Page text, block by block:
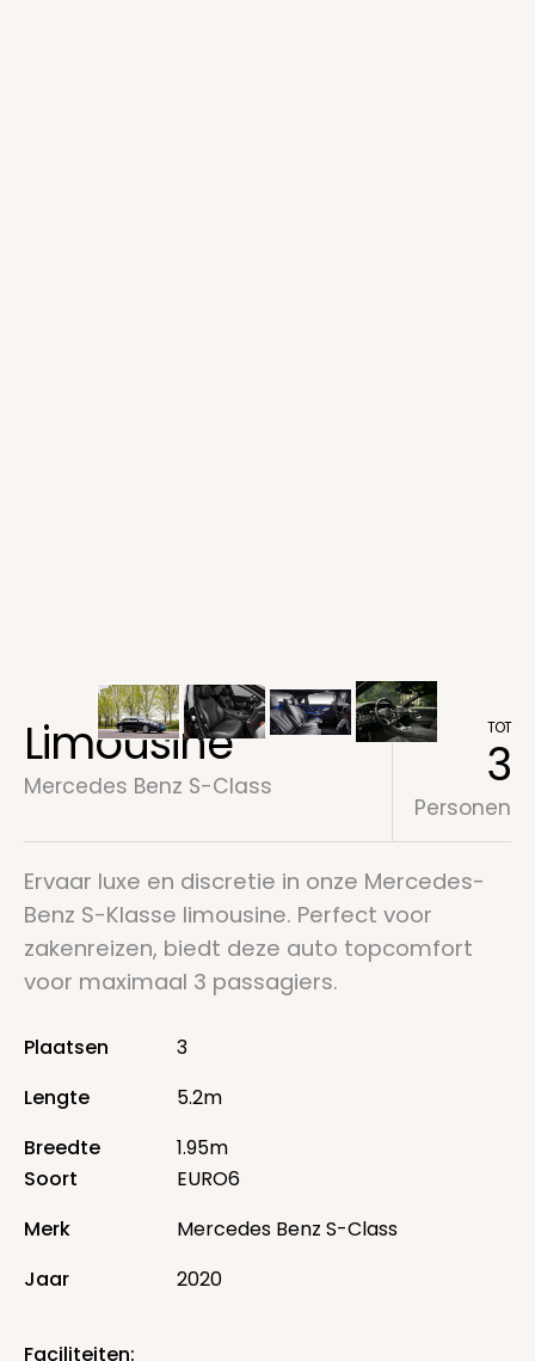
Limousine
Mercedes Benz S-Class
TOT
3
Personen
Ervaar luxe en discretie in onze Mercedes-
Benz S-Klasse limousine. Perfect voor
zakenreizen, biedt deze auto topcomfort
voor maximaal 3 passagiers.
Plaatsen
3
Lengte
5.2m
Breedte
1.95m
Soort
EURO6
Merk
Mercedes Benz S-Class
Jaar
2020
Faciliteiten: